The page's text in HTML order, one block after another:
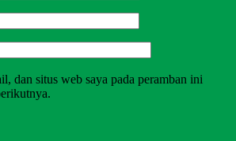
dan situs web saya pada peramban ini